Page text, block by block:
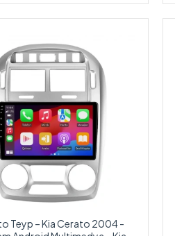
Teyp – Kia Cerato 2004 -